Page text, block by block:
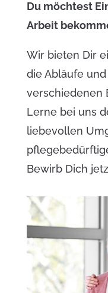
Du möchtest
Arbeit
Wir bieten Dir
die Abläufe
verschiedenen
Lerne bei uns
liebevollen
Bewirb Dich jetz